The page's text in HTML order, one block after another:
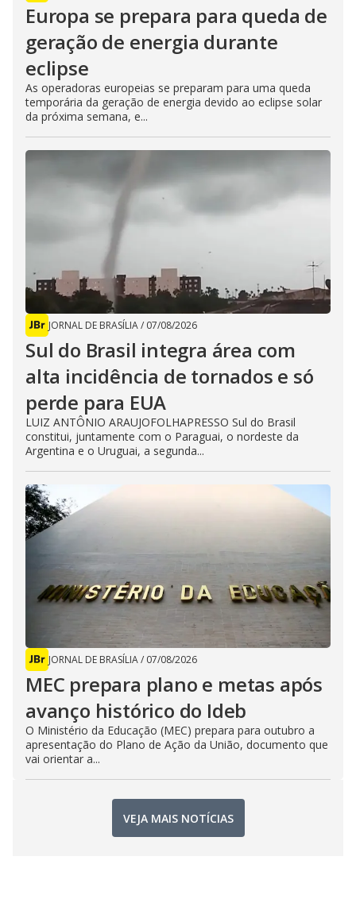
Europa se prepara para queda de
geração de energia durante
eclipse
As operadoras europeias se preparam para uma queda
temporária da geração de energia devido ao eclipse solar
da próxima semana, e...
JORNAL DE BRASÍLIA/ 07/08/2026
Sul do Brasil integra área com
alta incidência de tornados e só
perde para EUA
LUIZ ANTÔNIO ARAUJOFOLHAPRESSO Sul do Brasil
constitui, juntamente com o Paraguai, o nordeste da
Argentina e o Uruguai, a segunda...
JORNAL DE BRASÍLIA/ 07/08/2026
MEC prepara plano e metas após
avanço histórico do Ideb
O Ministério da Educação (MEC) prepara para outubro a
apresentação do Plano de Ação da União, documento que
vai orientar a...
VEJA MAIS NOTÍCIAS